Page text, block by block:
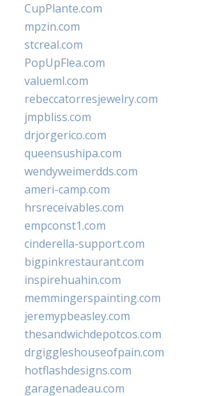
CupPlante.com
mpzin.com
stcreal.com
PopUpFlea.com
valueml.com
rebeccatorresjewelry.com
jmpbliss.com
drjorgerico.com
queensushipa.com
wendyweimerdds.com
ameri-camp.com
hrsreceivables.com
empconst1.com
cinderella-support.com
bigpinkrestaurant.com
inspirehuahin.com
memmingerspainting.com
jeremypbeasley.com
thesandwichdepotcos.com
drgiggleshouseofpain.com
hotflashdesigns.com
garagenadeau.com